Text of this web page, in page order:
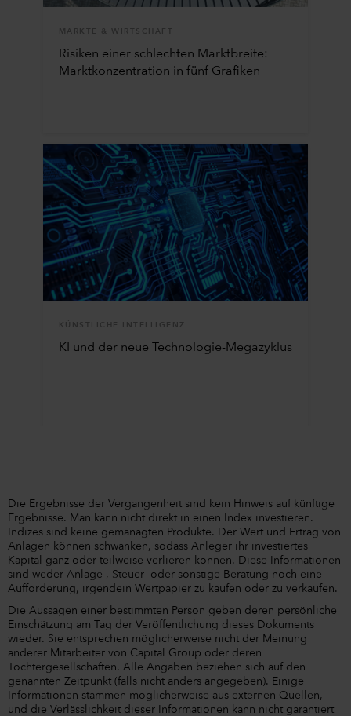
MÄRKTE & WIRTSCHAFT
Risiken einer schlechten Marktbreite:
Marktkonzentration in fünf Grafiken
KÜNSTLICHE INTELLIGENZ
KI und der neue Technologie-Megazyklus
Die Ergebnisse der Vergangenheit sind kein Hinweis auf künftige
Ergebnisse. Man kann nicht direkt in einen Index investieren.
Indizes sind keine gemanagten Produkte. Der Wert und Ertrag von
Anlagen können schwanken, sodass Anleger ihr investiertes
Kapital ganz oder teilweise verlieren können. Diese Informationen
sind weder Anlage-, Steuer- oder sonstige Beratung noch eine
Aufforderung, irgendein Wertpapier zu kaufen oder zu verkaufen.
Die Aussagen einer bestimmten Person geben deren persönliche
Einschätzung am Tag der Veröffentlichung dieses Dokuments
wieder. Sie entsprechen möglicherweise nicht der Meinung
anderer Mitarbeiter von Capital Group oder deren
Tochtergesellschaften. Alle Angaben beziehen sich auf den
genannten Zeitpunkt (falls nicht anders angegeben). Einige
Informationen stammen möglicherweise aus externen Quellen,
und die Verlässlichkeit dieser Informationen kann nicht garantiert